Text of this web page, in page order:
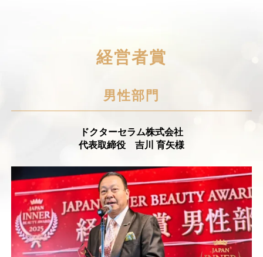
経営者賞
男性部門
ドクターセラム株式会社
代表取締役 吉川 育矢様